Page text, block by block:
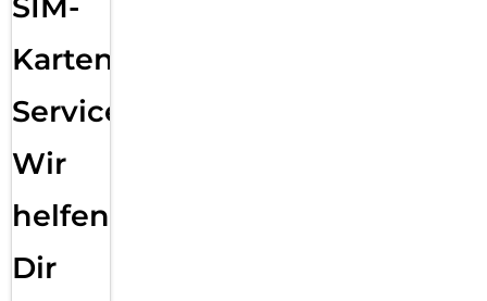
SIM-
Karten
Service:
Wir
helfen
Dir